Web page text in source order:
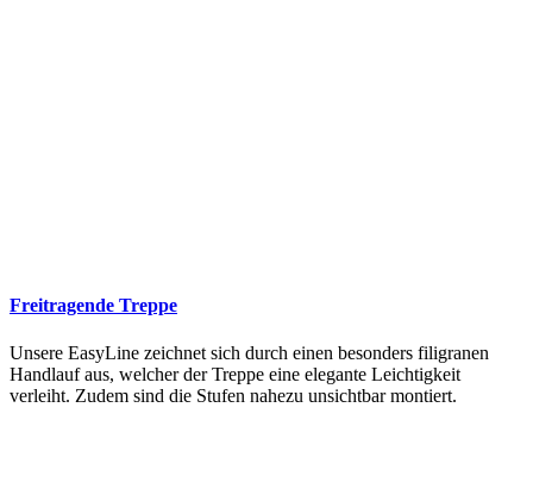
Freitragende Treppe
Unsere EasyLine zeichnet sich durch einen besonders filigranen
Handlauf aus, welcher der Treppe eine elegante Leichtigkeit
verleiht. Zudem sind die Stufen nahezu unsichtbar montiert.